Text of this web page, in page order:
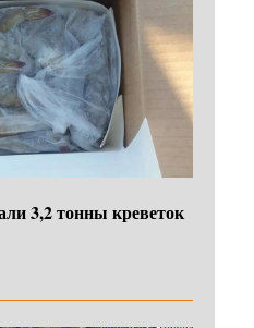
3,2 тонны креветок